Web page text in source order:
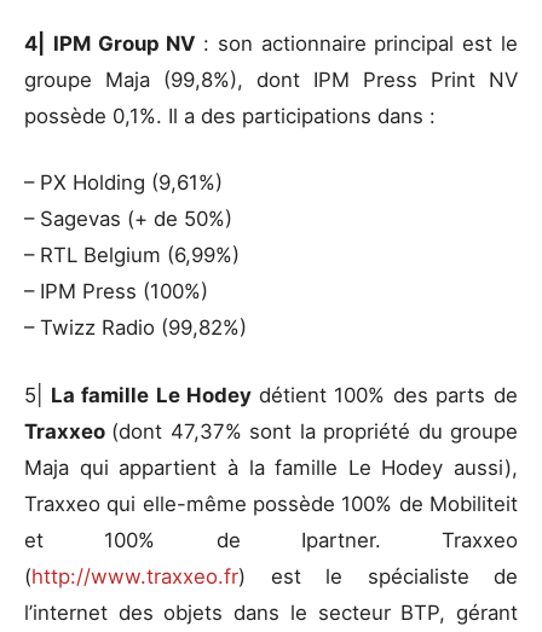
4| IPM Group NV : son actionnaire principal est le
groupe Maja (99,8%), dont IPM Press Print NV
possède 0,1%. Il a des participations dans :
– PX Holding (9,61%)
– Sagevas (+ de 50%)
– RTL Belgium (6,99%)
– IPM Press (100%)
– Twizz Radio (99,82%)
5| La famille Le Hodey détient 100% des parts de
Traxxeo (dont 47,37% sont la propriété du groupe
Maja qui appartient à la famille Le Hodey aussi),
Traxxeo qui elle-même possède 100% de Mobiliteit
et 100% de Ipartner. Traxxeo
(http://www.traxxeo.fr) est le spécialiste de
l’internet des objets dans le secteur BTP, gérant